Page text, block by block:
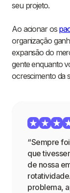
seu projeto.
Ao acionar os
organização
expansão do
gente enquanto
ocrescimento da
“Sempre
que
de nossa
problema,